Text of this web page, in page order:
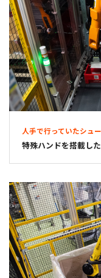
人手で行っていたシュ
特殊ハンドを搭載し